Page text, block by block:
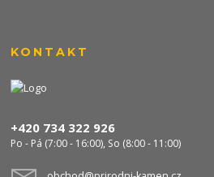
KONTAKT
+420 734 322 926
Po - Pá (7:00 - 16:00), So (8:00 - 11:00)